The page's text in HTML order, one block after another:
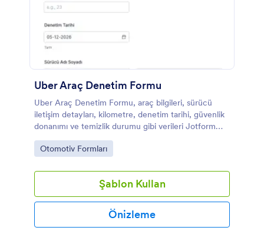
Uber Araç Denetim Formu
Uber Araç Denetim Formu, araç bilgileri, sürücü
iletişim detayları, kilometre, denetim tarihi, güvenlik
donanımı ve temizlik durumu gibi verileri Jotform
Form Oluşturucu ile kolayca toplayıp düzenlemenizi
sağlayan bir form şablonudur.
Go to Category:
Otomotiv Formları
Şablon Kullan
Önizleme